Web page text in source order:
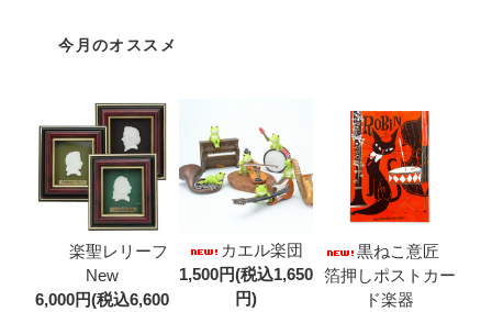
今月のオススメ
楽聖レリーフ
New
6,000円(税込6,600
カエル楽団
1,500円(税込1,650
円)
黒ねこ意匠
箔押しポストカー
ド楽器